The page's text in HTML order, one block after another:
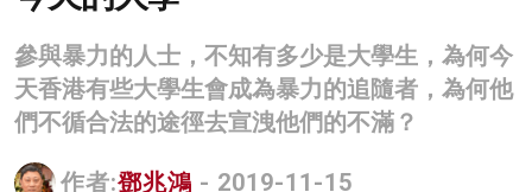
商業
科技
影片
參與暴力的人士，不知有多少是大學生，為何今
天香港有些大學生會成為暴力的追隨者，為何他
們不循合法的途徑去宣洩他們的不滿？
作者:鄧兆鴻 - 2019-11-15